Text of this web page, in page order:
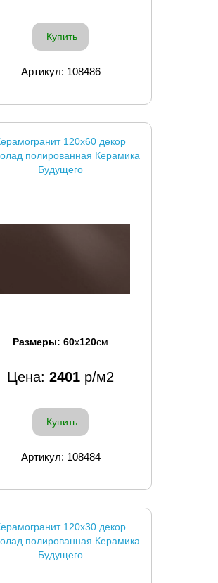
Купить
Артикул: 108486
120x60 декор
полированная Керамика
Будущего
Размеры: 60x120см
Цена: 2401 р/м2
Купить
Артикул: 108484
120x30 декор
полированная Керамика
Будущего